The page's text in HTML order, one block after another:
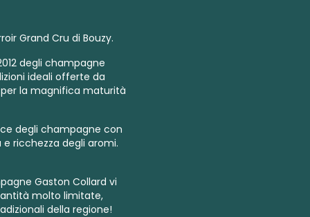
Grand Cru di Bouzy.
degli champagne
ideali offerte da
la magnifica maturità
degli champagne con
ricchezza degli aromi.
Gaston Collard vi
molto limitate,
della regione!